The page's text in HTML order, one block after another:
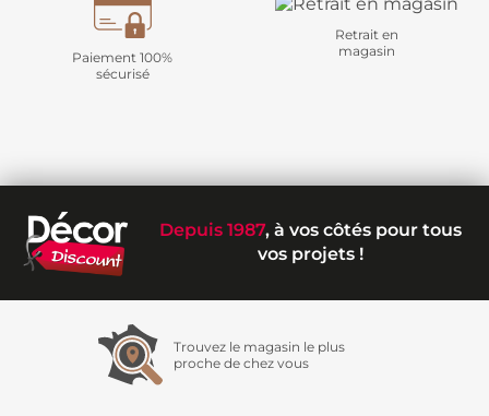
Paiement 100%
sécurisé
Retrait en
magasin
Depuis 1987, à vos côtés pour tous
vos projets !
Trouvez le magasin le plus
proche de chez vous